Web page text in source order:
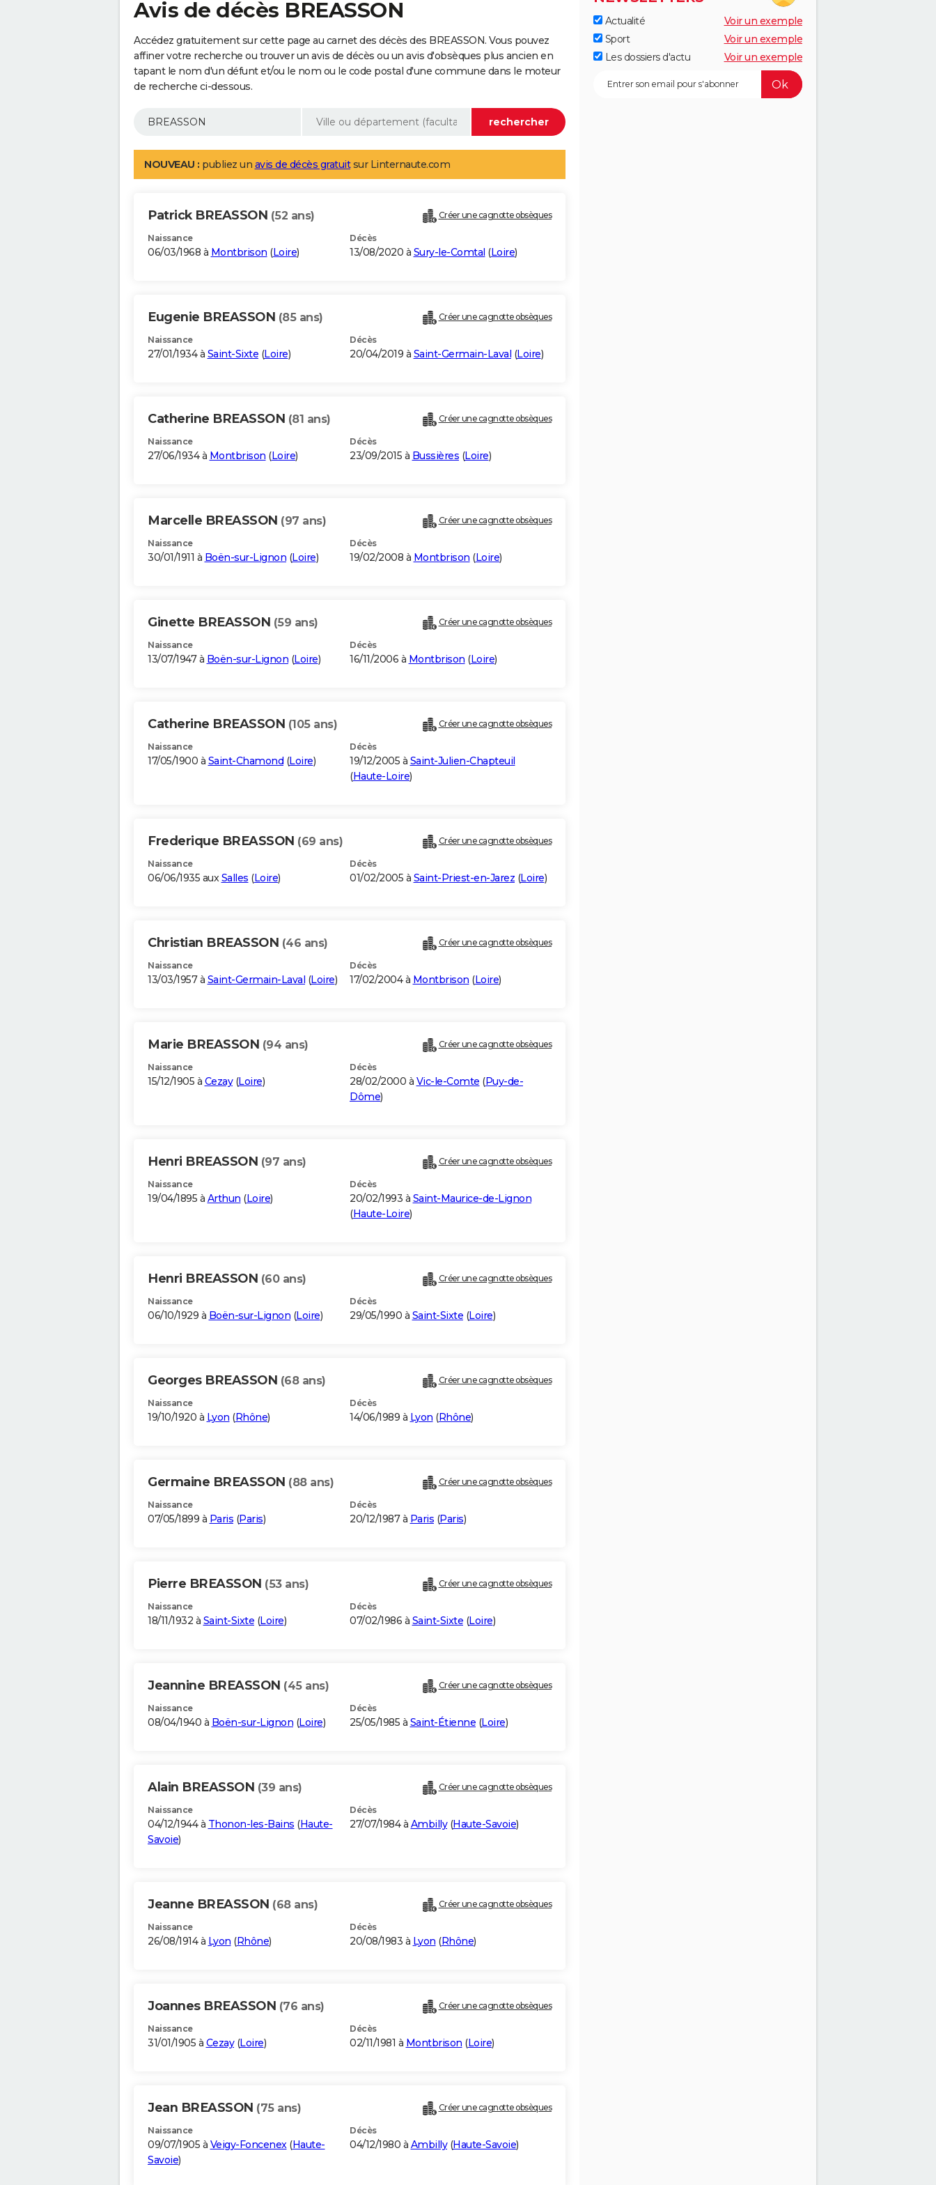
Avis de décès BREASSON
Accédez gratuitement sur cette page au carnet des décès des BREASSON. Vous pouvez
affiner votre recherche ou trouver un avis de décès ou un avis d'obsèques plus ancien en
tapant le nom d'un défunt et/ou le nom ou le code postal d'une commune dans le moteur
de recherche ci-dessous.
NOUVEAU : publiez un avis de décès gratuitsur Linternaute.com
Patrick BREASSON (52 ans) Créer une cagnotte obsèques
Naissance
06/03/1968 à Montbrison (Loire)
Décès
13/08/2020 à Sury-le-Comtal (Loire)
Eugenie BREASSON (85 ans) Créer une cagnotte obsèques
Naissance
27/01/1934 à Saint-Sixte (Loire)
Décès
20/04/2019 à Saint-Germain-Laval (Loire)
Catherine BREASSON (81 ans) Créer une cagnotte obsèques
Naissance
27/06/1934 à Montbrison (Loire)
Décès
23/09/2015 à Bussières (Loire)
Marcelle BREASSON (97 ans) Créer une cagnotte obsèques
Naissance
30/01/1911 à Boën-sur-Lignon (Loire)
Décès
19/02/2008 à Montbrison (Loire)
Ginette BREASSON (59 ans) Créer une cagnotte obsèques
Naissance
13/07/1947 à Boën-sur-Lignon (Loire)
Décès
16/11/2006 à Montbrison (Loire)
Catherine BREASSON (105 ans) Créer une cagnotte obsèques
Naissance
17/05/1900 à Saint-Chamond (Loire)
Décès
19/12/2005 à Saint-Julien-Chapteuil
(Haute-Loire)
Frederique BREASSON (69 ans) Créer une cagnotte obsèques
Naissance
06/06/1935 auxSalles (Loire)
Décès
01/02/2005 à Saint-Priest-en-Jarez (Loire)
Christian BREASSON (46 ans) Créer une cagnotte obsèques
Naissance
13/03/1957 à Saint-Germain-Laval (Loire)
Décès
17/02/2004 à Montbrison (Loire)
Marie BREASSON (94 ans) Créer une cagnotte obsèques
Naissance
15/12/1905 à Cezay(Loire)
Décès
28/02/2000 à Vic-le-Comte (Puy-de-
Dôme)
Henri BREASSON (97 ans) Créer une cagnotte obsèques
Naissance
19/04/1895 à Arthun (Loire)
Décès
20/02/1993 à Saint-Maurice-de-Lignon
(Haute-Loire)
Henri BREASSON (60 ans) Créer une cagnotte obsèques
Naissance
06/10/1929 à Boën-sur-Lignon (Loire)
Décès
29/05/1990 à Saint-Sixte (Loire)
Georges BREASSON (68 ans) Créer une cagnotte obsèques
Naissance
19/10/1920 à Lyon (Rhône)
Décès
14/06/1989 à Lyon (Rhône)
Germaine BREASSON (88 ans) Créer une cagnotte obsèques
Naissance
07/05/1899 à Paris (Paris)
Décès
20/12/1987 à Paris (Paris)
Pierre BREASSON (53 ans) Créer une cagnotte obsèques
Naissance
18/11/1932 à Saint-Sixte (Loire)
Décès
07/02/1986 à Saint-Sixte (Loire)
Jeannine BREASSON (45 ans) Créer une cagnotte obsèques
Naissance
08/04/1940 à Boën-sur-Lignon (Loire)
Décès
25/05/1985 à Saint-Étienne (Loire)
Alain BREASSON (39 ans) Créer une cagnotte obsèques
Naissance
04/12/1944 à Thonon-les-Bains (Haute-
Savoie)
Décès
27/07/1984 à Ambilly(Haute-Savoie)
Jeanne BREASSON (68 ans) Créer une cagnotte obsèques
Naissance
26/08/1914 à Lyon (Rhône)
Décès
20/08/1983 à Lyon (Rhône)
Joannes BREASSON (76 ans) Créer une cagnotte obsèques
Naissance
31/01/1905 à Cezay(Loire)
Décès
02/11/1981 à Montbrison (Loire)
Jean BREASSON (75 ans) Créer une cagnotte obsèques
Naissance
09/07/1905 à Veigy-Foncenex(Haute-
Savoie)
Décès
04/12/1980 à Ambilly(Haute-Savoie)
Actualité
Voir un exemple
Sport
Voir un exemple
Les dossiers d'actu
Voir un exemple